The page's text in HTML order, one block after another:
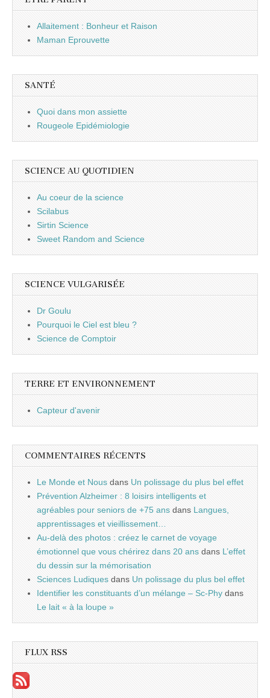
Allaitement : Bonheur et Raison
Maman Eprouvette
SANTÉ
Quoi dans mon assiette
Rougeole Epidémiologie
SCIENCE AU QUOTIDIEN
Au coeur de la science
Scilabus
Sirtin Science
Sweet Random and Science
SCIENCE VULGARISÉE
Dr Goulu
Pourquoi le Ciel est bleu ?
Science de Comptoir
TERRE ET ENVIRONNEMENT
Capteur d'avenir
COMMENTAIRES RÉCENTS
Le Monde et Nous dans Un polissage du plus bel effet
Prévention Alzheimer : 8 loisirs intelligents et
agréables pour seniors de +75 ans dans Langues,
apprentissages et vieillissement…
Au-delà des photos : créez le carnet de voyage
émotionnel que vous chérirez dans 20 ans dans L’effet
du dessin sur la mémorisation
Sciences Ludiques dans Un polissage du plus bel effet
Identifier les constituants d’un mélange – Sc-Phy dans
Le lait « à la loupe »
FLUX RSS